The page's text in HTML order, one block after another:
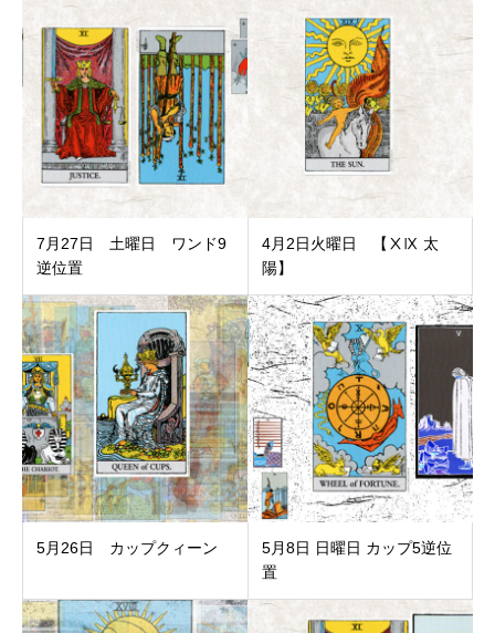
7月27日 土曜日 ワンド9
逆位置
4月2日火曜日 【ⅩⅨ 太
陽】
5月26日 カップクィーン
5月8日 日曜日 カップ5逆位
置